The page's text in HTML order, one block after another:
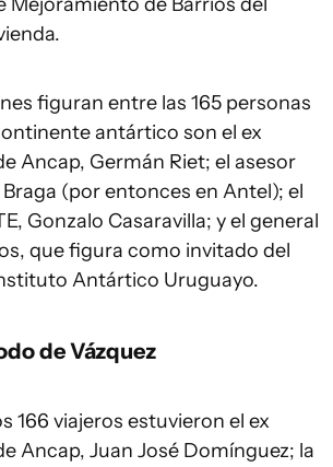
figuran entre las 165 personas
antártico son el ex
Ancap, Germán Riet; el asesor
(por entonces en Antel); el
Gonzalo Casaravilla; y el general
que figura como invitado del
Antártico Uruguayo.
de Vázquez
166 viajeros estuvieron el ex
Ancap, Juan José Domínguez; la